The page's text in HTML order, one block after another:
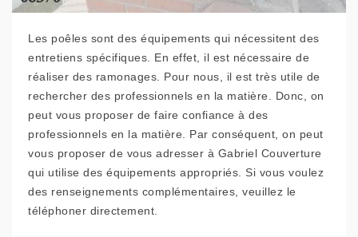
Les poêles sont des équipements qui nécessitent des
entretiens spécifiques. En effet, il est nécessaire de
réaliser des ramonages. Pour nous, il est très utile de
rechercher des professionnels en la matière. Donc, on
peut vous proposer de faire confiance à des
professionnels en la matière. Par conséquent, on peut
vous proposer de vous adresser à Gabriel Couverture
qui utilise des équipements appropriés. Si vous voulez
des renseignements complémentaires, veuillez le
téléphoner directement.